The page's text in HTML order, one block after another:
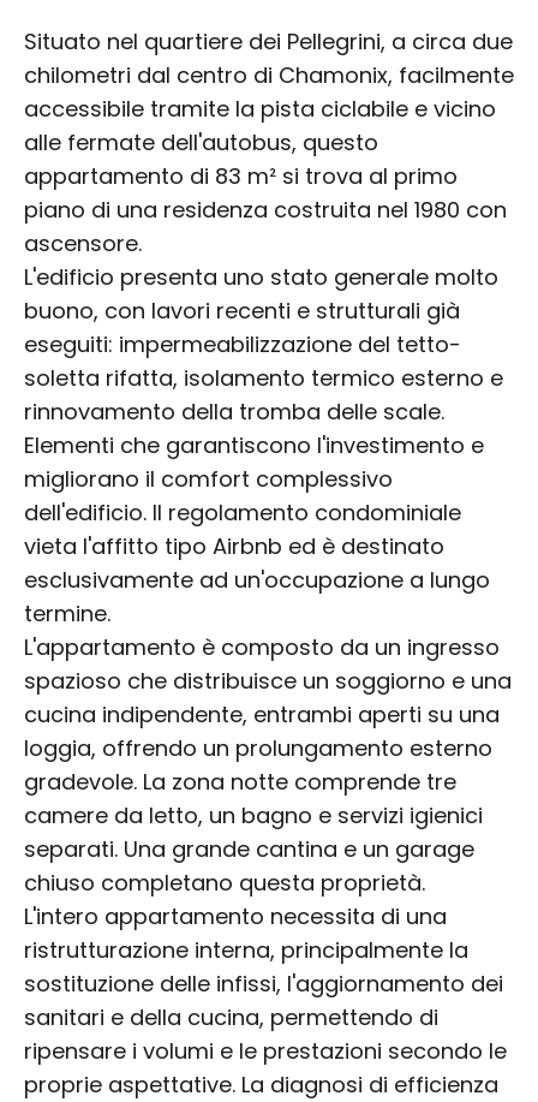
Situato nel quartiere dei Pellegrini, a circa due
chilometri dal centro di Chamonix, facilmente
accessibile tramite la pista ciclabile e vicino
alle fermate dell'autobus, questo
appartamento di 83 m² si trova al primo
piano di una residenza costruita nel 1980 con
ascensore.
L'edificio presenta uno stato generale molto
buono, con lavori recenti e strutturali già
eseguiti: impermeabilizzazione del tetto-
soletta rifatta, isolamento termico esterno e
rinnovamento della tromba delle scale.
Elementi che garantiscono l'investimento e
migliorano il comfort complessivo
dell'edificio. Il regolamento condominiale
vieta l'affitto tipo Airbnb ed è destinato
esclusivamente ad un'occupazione a lungo
termine.
L'appartamento è composto da un ingresso
spazioso che distribuisce un soggiorno e una
cucina indipendente, entrambi aperti su una
loggia, offrendo un prolungamento esterno
gradevole. La zona notte comprende tre
camere da letto, un bagno e servizi igienici
separati. Una grande cantina e un garage
chiuso completano questa proprietà.
L'intero appartamento necessita di una
ristrutturazione interna, principalmente la
sostituzione delle infissi, l'aggiornamento dei
sanitari e della cucina, permettendo di
ripensare i volumi e le prestazioni secondo le
proprie aspettative. La diagnosi di efficienza